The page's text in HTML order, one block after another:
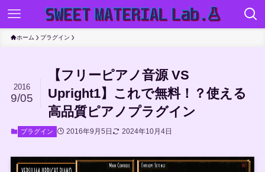
ホーム プラグイン
【フリーピアノ音源 VS
Upright1】これで無料！？使える
高品質ピアノプラグイン
2016
9/05
プラグイン 2016年9月5日 2024年10月4日